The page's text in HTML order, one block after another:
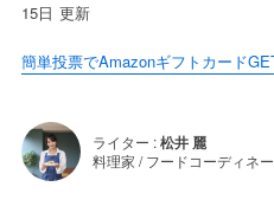
15日 更新
簡単投票でAmazonギフトカード
ライター :松井 麗
料理家 / フードコーディネ